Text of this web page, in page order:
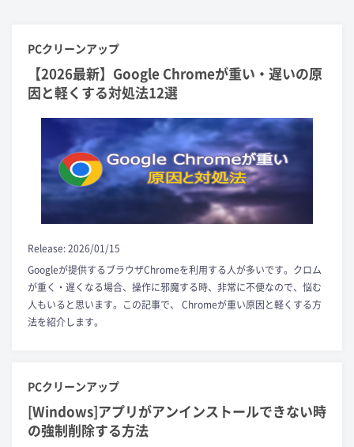
PCクリーンアップ
【2026最新】Google Chromeが重い・遅いの原
因と軽くする対処法12選
Release: 2026/01/15
Googleが提供するブラウザChromeを利用する人が多いです。クロム
が重く・遅くなる場合、操作に邪魔する時、非常に不便なので、悩む
人もいると思います。この記事で、 Chromeが重い原因と軽くする方
法を紹介します。
PCクリーンアップ
[Windows]アプリがアンインストールできない時
の強制削除する方法